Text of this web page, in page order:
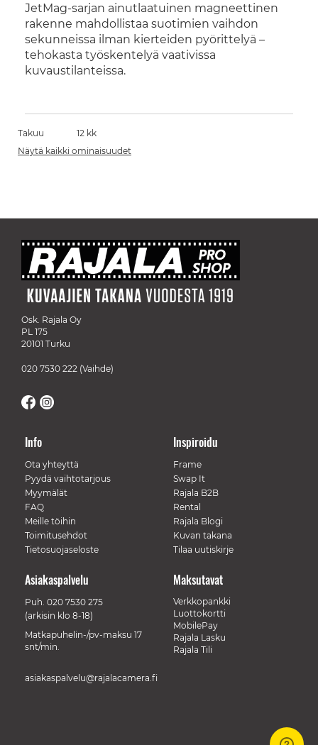
JetMag-sarjan ainutlaatuinen magneettinen
rakenne mahdollistaa suotimien vaihdon
sekunneissa ilman kierteiden pyörittelyä –
tehokasta työskentelyä vaativissa
kuvaustilanteissa.
Takuu
12 kk
Näytä kaikki ominaisuudet
Osk. Rajala Oy
PL 175
20101 Turku
020 7530 222 (Vaihde)
Info
Ota yhteyttä
Pyydä vaihtotarjous
Myymälät
FAQ
Meille töihin
Toimitusehdot
Tietosuojaseloste
Inspiroidu
Frame
Swap It
Rajala B2B
Rental
Rajala Blogi
Kuvan takana
Tilaa uutiskirje
Maksutavat
Verkkopankki
Luottokortti
MobilePay
Rajala Lasku
Rajala Tili
Asiakaspalvelu
Puh. 020 7530 275
(arkisin klo 8-18)
Matkapuhelin-/pv-maksu 17
snt/min.
asiakaspalvelu@rajalacamera.fi